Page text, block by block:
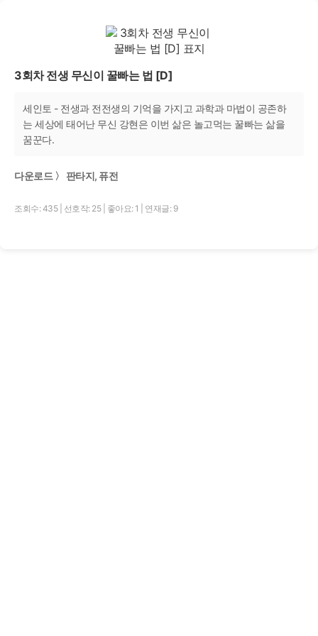
3회차 전생 무신이 꿀빠는 법 [D]
세인토 - 전생과 전전생의 기억을 가지고 과학과 마법이 공존하
는 세상에 태어난 무신 강현은 이번 삶은 놀고먹는 꿀빠는 삶을
꿈꾼다.
다운로드 〉 판타지, 퓨전
조회수: 435 선호작: 25 좋아요: 1 연재글: 9